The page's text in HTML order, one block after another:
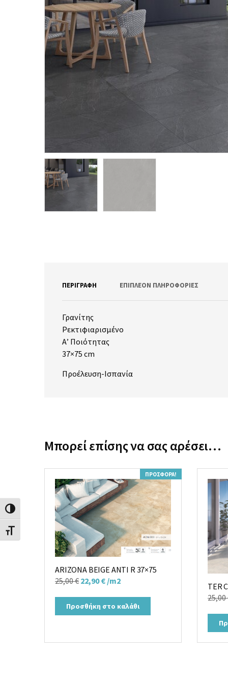
Εναλλαγή Υψηλής Αντίθεσης
Εναλλαγή Μεγέθους Γραμμάτων
ΠΕΡΙΓΡΑΦΉ ΕΠΙΠΛΈΟΝ ΠΛΗΡΟΦΟΡΊΕΣ
Γρανίτης
Ρεκτιφιαρισμένο
Α’ Ποιότητας
37×75 cm
Προέλευση-Ισπανία
Μπορεί επίσης να σας αρέσει…
ΠΡΟΣΦΟΡΆ!
ARIZONA BEIGE ANTI R 37×75
25,00€ Original
was:
25,00 €.
22,90€Η
τιμή
είναι:
/m2
Προσθήκη στο καλάθι
TER
25,00